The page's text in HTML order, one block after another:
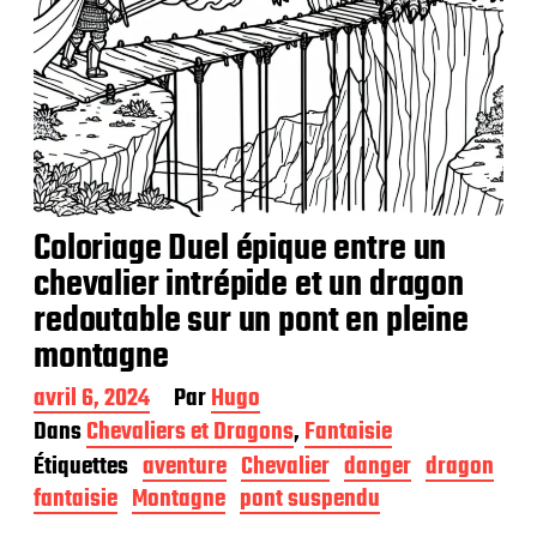
Coloriage Duel épique entre un
chevalier intrépide et un dragon
redoutable sur un pont en pleine
montagne
D
a
t
e
d
e
avril 6, 2024 ParHugo
DansChevaliers et Dragons,Fantaisie
Étiquettes aventure Chevalier danger dragon
fantaisie Montagne pont suspendu